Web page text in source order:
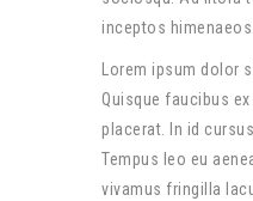
inceptos himenaeos.
Lorem ipsum dolor
Quisque faucibus
placerat. In id
Tempus leo eu
vivamus fringilla